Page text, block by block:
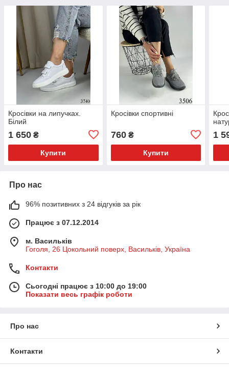
Кросівки на липучках.
Білий
1 650 ₴
Купити
Кросівки спортивні
760₴
Купити
1
Про нас
96% позитивних з 24 відгуків за рік
Працює з 07.12.2014
м. Васильків
Гоголя, 26 Цокольний поверх, Васильків, Україна
Контакти
Сьогодні працює з 10:00 до 19:00
Показати весь графік роботи
Про нас
Контакти